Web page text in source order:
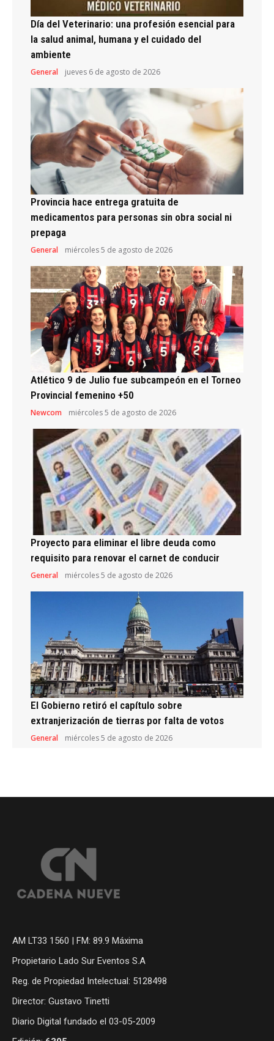
Día del Veterinario: una profesión esencial para
la salud animal, humana y el cuidado del
ambiente
General jueves 6 de agosto de 2026
Provincia hace entrega gratuita de
medicamentos para personas sin obra social ni
prepaga
General miércoles 5 de agosto de 2026
Atlético 9 de Julio fue subcampeón en el Torneo
Provincial femenino +50
Newcom miércoles 5 de agosto de 2026
Proyecto para eliminar el libre deuda como
requisito para renovar el carnet de conducir
General miércoles 5 de agosto de 2026
El Gobierno retiró el capítulo sobre
extranjerización de tierras por falta de votos
General miércoles 5 de agosto de 2026
AM LT33 1560 | FM: 89.9 Máxima
Propietario Lado Sur Eventos S.A
Reg. de Propiedad Intelectual: 5128498
Director: Gustavo Tinetti
Diario Digital fundado el 03-05-2009